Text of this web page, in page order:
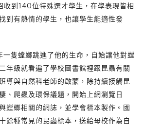
收到140位特殊選才學生，在學表現皆相
到有熱情的學生，也讓學生能適性發
一隻螳螂跳進了他的生命，自始讓他對螳
年級就看遍了學校圖書館裡跟昆蟲有關
導與自然科老師的啟蒙，除持續接觸昆
、爬蟲及環保議題，開始上網瀏覽日
螳螂相關的網誌，並學會標本製作。國
餘種常見的昆蟲標本，送給母校作為自